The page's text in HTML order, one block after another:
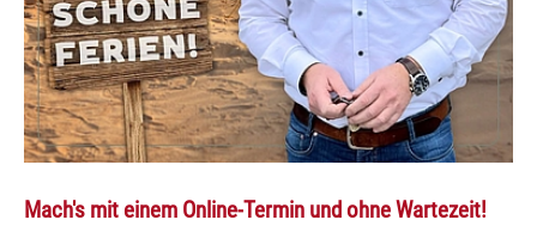
Mach's mit einem Online-Termin und ohne Wartezeit!